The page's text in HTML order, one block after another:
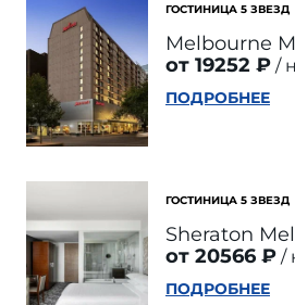
ГОСТИНИЦА 5 ЗВЕЗД
Melbourne
от 19252 ₽
ПОДРОБНЕЕ
ГОСТИНИЦА 5 ЗВЕЗД
Sheraton
от 20566 ₽
ПОДРОБНЕЕ